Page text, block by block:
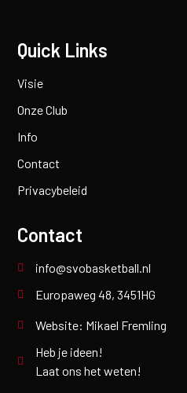
Quick Links
Visie
Onze Club
Info
Contact
Privacybeleid
Contact
info@svobasketball.nl
Europaweg 48, 3451HG
Website: Mikael Fremling
Heb je ideen!
Laat ons het weten!